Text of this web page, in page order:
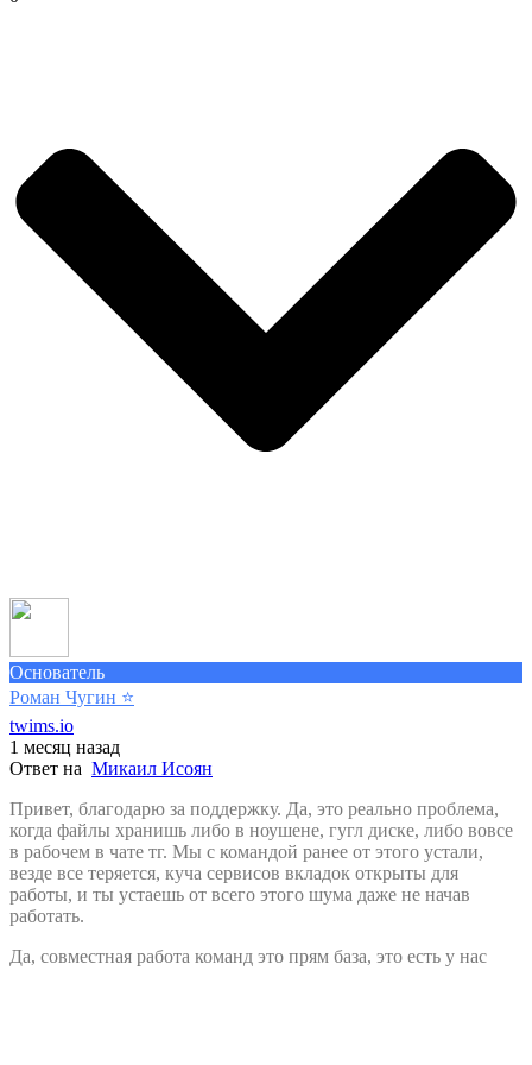
Основатель
Роман Чугин ⭐️
twims.io
1 месяц назад
Ответ на Микаил Исоян
Привет, благодарю за поддержку. Да, это реально проблема,
когда файлы хранишь либо в ноушене, гугл диске, либо вовсе
в рабочем в чате тг. Мы с командой ранее от этого устали,
везде все теряется, куча сервисов вкладок открыты для
работы, и ты устаешь от всего этого шума даже не начав
работать.
Да, совместная работа команд это прям база, это есть у нас